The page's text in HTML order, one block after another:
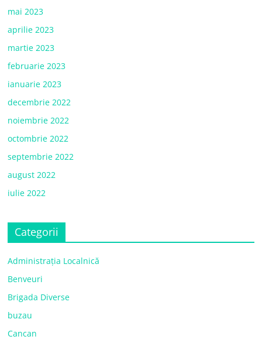
mai 2023
aprilie 2023
martie 2023
februarie 2023
ianuarie 2023
decembrie 2022
noiembrie 2022
octombrie 2022
septembrie 2022
august 2022
iulie 2022
Categorii
Administrația Localnică
Benveuri
Brigada Diverse
buzau
Cancan